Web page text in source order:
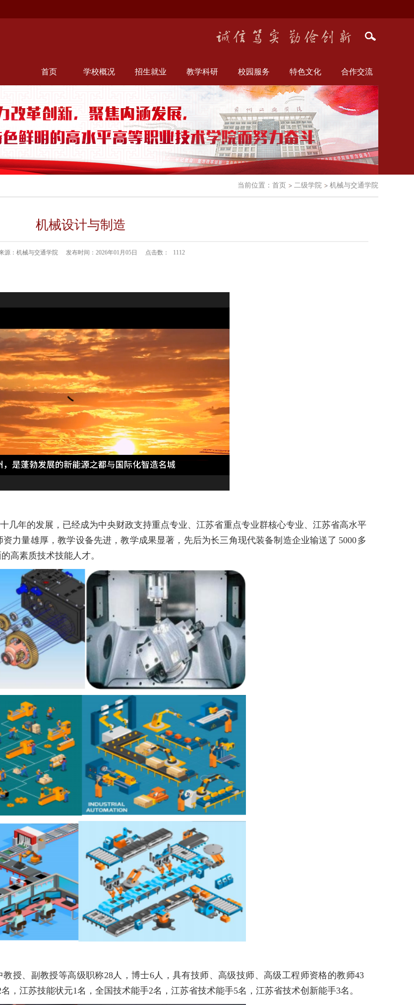
首页 学校概况 招生就业 教学科研 校园服务 特色文化 合作交流
当前位置： 首页 二级学院 机械与交通学院
机械设计与制造
源：机械与交通学院 发布时间：2026年01月05日 点击数： 1112
几年的发展，已经成为中央财政支持重点专业、江苏省重点专业群核心专业、江苏省高水平
力量雄厚，教学设备先进，教学成果显著，先后为长三角现代装备制造企业输送了 5000多
高素质技术技能人才。
教授、副教授等高级职称28人，博士6人，具有技师、高级技师、高级工程师资格的教师43
名，江苏技能状元1名，全国技术能手2名，江苏省技术能手5名，江苏省技术创新能手3名。